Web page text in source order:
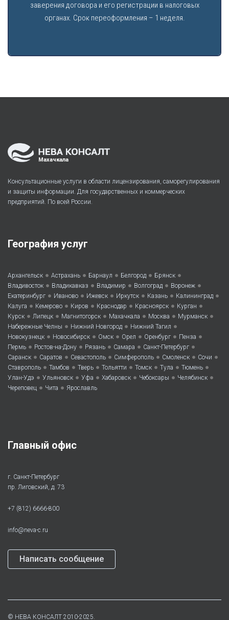
заверения договора и его регистрации в налоговых
органах. Срок переоформления – 1 неделя.
Махачкала
Консультационные услуги в области лицензирования, саморегулирования
и защиты информации. Для государственных и коммерческих
предприятий. По всей России.
География услуг
Архангельск • Астрахань • Барнаул • Белгород • Брянск •
Владивосток • Владикавказ • Владимир • Волгоград • Воронеж •
Екатеринбург • Иваново • Ижевск • Иркутск • Казань • Калининград •
Калуга • Кемерово • Киров • Краснодар • Красноярск • Курган •
Курск • Липецк • Магнитогорск • Махачкала • Москва • Мурманск •
Набережные Челны • Нижний Новгород • Нижний Тагил •
Новокузнецк • Новосибирск • Омск • Орел • Оренбург • Пенза •
Пермь • Ростов-на-Дону • Рязань • Самара • Санкт-Петербург •
Саранск • Саратов • Севастополь • Симферополь • Смоленск • Сочи •
Ставрополь • Тамбов • Тверь • Тольятти • Томск • Тула • Тюмень •
Улан-Удэ • Ульяновск • Уфа • Хабаровск • Чебоксары • Челябинск •
Череповец • Чита • Ярославль
Главный офис
г. Санкт-Петербург
пр. Лиговский, д. 73
+7 (812) 6666-800
info@neva-c.ru
Написать сообщение
© НЕВА КОНСАЛТ 2010-2025.